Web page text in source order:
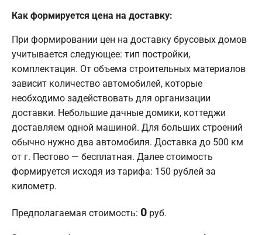
Как формируется цена на доставку:
При формировании цен на доставку брусовых домов
учитывается следующее: тип постройки,
комплектация. От объема строительных материалов
зависит количество автомобилей, которые
необходимо задействовать для организации
доставки. Небольшие дачные домики, коттеджи
доставляем одной машиной. Для больших строений
обычно нужно два автомобиля. Доставка до 500 км
от г. Пестово — бесплатная. Далее стоимость
формируется исходя из тарифа: 150 рублей за
километр.
Предполагаемая стоимость: 0 руб.